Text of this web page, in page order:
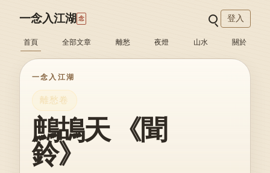
一念入江湖 念
首頁 全部文章 離愁 夜燈 山水 關於
登入
一念入江湖
離愁卷
鷓鴣天 《聞
鈴》